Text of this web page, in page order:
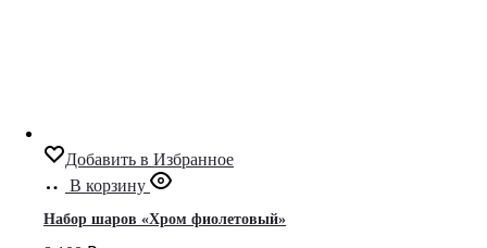
Добавить в Избранное
В корзину
Набор шаров «Хром фиолетовый»